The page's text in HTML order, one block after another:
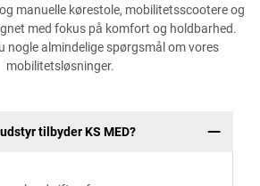
manuelle kørestole, mobilitetsscootere og
med fokus på komfort og holdbarhed.
nogle almindelige spørgsmål om vores
mobilitetsløsninger.
tilbyder KS MED?